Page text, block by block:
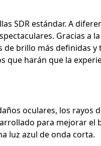
SDR estándar. A
Gracias a
de brillo más definidas
que harán que la
oculares, los rayos
para mejorar el
luz azul de onda corta.